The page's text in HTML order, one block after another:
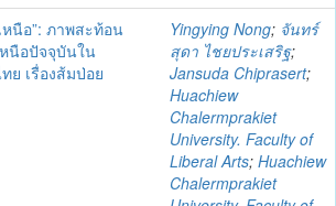
หนือ”: ภาพสะท้อน
นือปัจจุบันใน
ย เรื่องส้มป่อย
Yingying Nong; จันทร์
สุดา ไชยประเสริฐ;
Jansuda Chiprasert;
Huachiew
Chalermprakiet
University. Faculty of
Liberal Arts; Huachiew
Chalermprakiet